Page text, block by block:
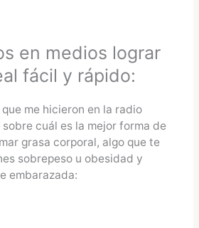
en medios lograr
fácil y rápido:
que me hicieron en la radio
sobre cuál es la mejor forma de
grasa corporal, algo que te
sobrepeso u obesidad y
embarazada: